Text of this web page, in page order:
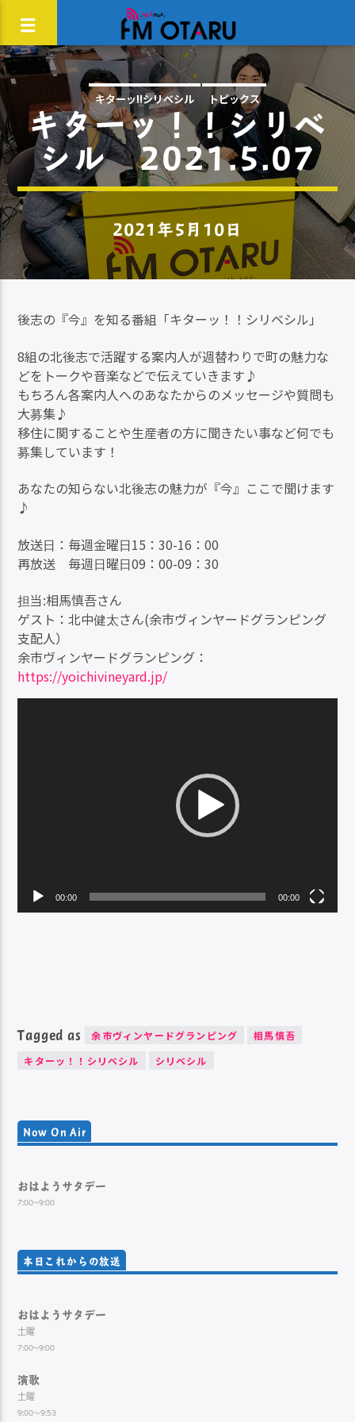
キターッ!!シリベシル トピックス
キターッ！！シリベ
シル 2021.5.07
2021年5月10日
後志の『今』を知る番組「キターッ！！シリベシル」
8組の北後志で活躍する案内人が週替わりで町の魅力な
どをトークや音楽などで伝えていきます♪
もちろん各案内人へのあなたからのメッセージや質問も
大募集♪
移住に関することや生産者の方に聞きたい事など何でも
募集しています！
あなたの知らない北後志の魅力が『今』ここで聞けます
♪
放送日：毎週金曜日15：30-16：00
再放送 毎週日曜日09：00-09：30
担当:相馬慎吾さん
ゲスト：北中健太さん(余市ヴィンヤードグランピング
支配人）
余市ヴィンヤードグランピング：
https://yoichivineyard.jp/
00:00 00:00
Tagged as 余市ヴィンヤードグランピング
相馬慎吾
キターッ！！シリベシル
シリベシル
Now On Air
おはようサタデー
7:00~9:00
本日これからの放送
おはようサタデー
土曜
7:00~9:00
演歌
土曜
9:00～9:53